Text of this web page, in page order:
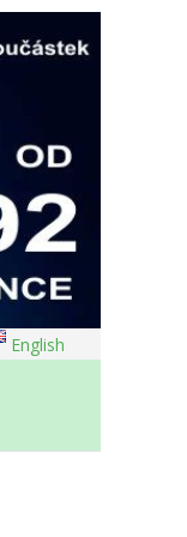
English